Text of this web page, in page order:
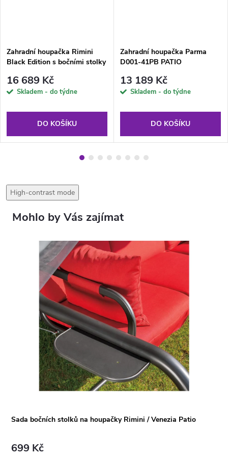
Zahradní houpačka Rimini
Black Edition s bočními stolky
16 689 Kč
Skladem - do týdne
DO KOŠÍKU
Zahradní houpačka Parma
D001-41PB PATIO
13 189 Kč
Skladem - do týdne
DO KOŠÍKU
High-contrast mode
Sada bočních stolků na houpačky Rimini / Venezia Patio
699 Kč